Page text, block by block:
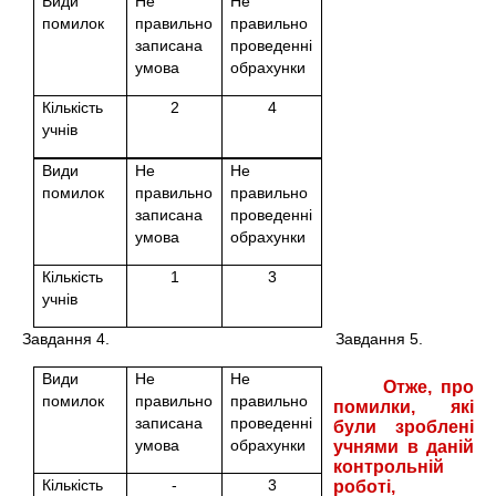
помилок
правильно
записана
умова
правильно
проведенні
обрахунки
Кількість
учнів
2 4
Види
помилок
Не
правильно
записана
умова
Не
правильно
проведенні
обрахунки
Кількість
учнів
1 3
Завдання 4. Завдання 5.
Види
помилок
Не
правильно
записана
умова
Не
правильно
проведенні
обрахунки
Кількість
- 3
Отже, про
помилки, які
були зроблені
учнями в даній
контрольній
роботі,